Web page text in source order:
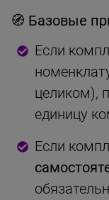
🧭 Базовые
Если
целиком),
единицу
Если